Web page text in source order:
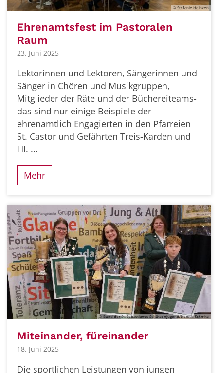
© Stefanie Heinzen
Ehrenamtsfest im Pastoralen
Raum
23. Juni 2025
Lektorinnen und Lektoren, Sängerinnen und
Sänger in Chören und Musikgruppen,
Mitglieder der Räte und der Büchereiteams-
das sind nur einige Beispiele der
ehrenamtlich Engagierten in den Pfarreien
St. Castor und Gefährten Treis-Karden und
Hl. ...
Mehr
© Bund der St. Sebastianus Schützenjugend/Dennis Schmitz
Miteinander, füreinander
18. Juni 2025
Die sportlichen Leistungen von jungen